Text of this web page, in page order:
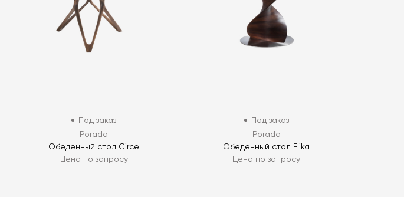
Под заказ
Porada
Обеденный стол Circe
Цена по запросу
Под заказ
Porada
Обеденный стол Elika
Цена по запросу